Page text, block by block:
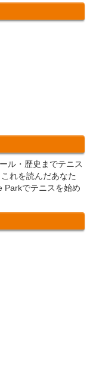
ル・歴史までテニス
れを読んだあなた
Parkでテニスを始め